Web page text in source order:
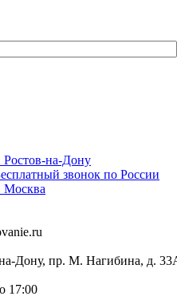
Ростов-на-Дону
звонок по России
Москва
на-Дону, пр. М. Нагибина, д.
17:00